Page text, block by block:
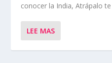
conocer la India, Atrápalo te
LEE MAS